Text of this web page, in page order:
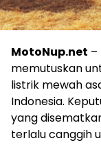
MotoNup.net –
memutuskan
listrik mewah
Indonesia.
yang
terlalu canggih